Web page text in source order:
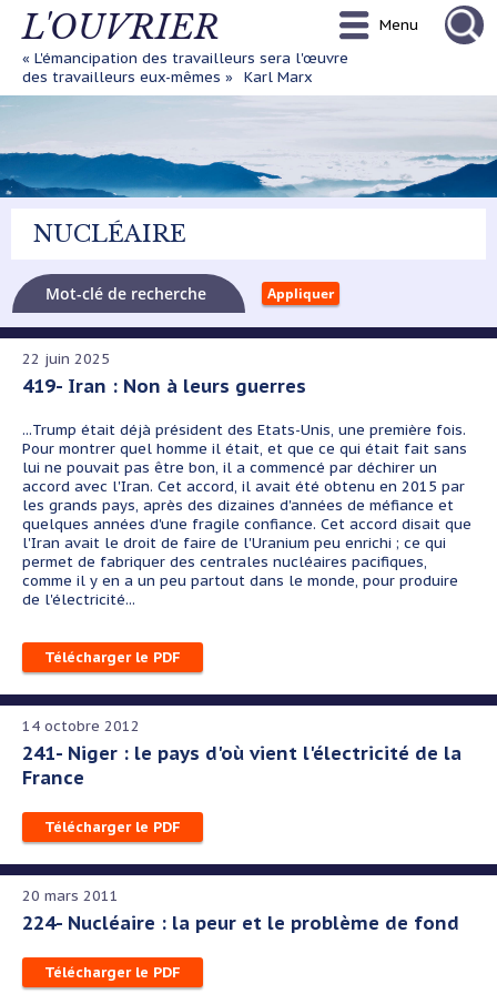
Aller
principal
L'OUVRIER
« L'émancipation des travailleurs sera l'œuvre
des travailleurs eux-mêmes »
Karl Marx
Menu
NUCLÉAIRE
22 juin 2025
419- Iran : Non à leurs guerres
...Trump était déjà président des Etats-Unis, une première fois.
Pour montrer quel homme il était, et que ce qui était fait sans
lui ne pouvait pas être bon, il a commencé par déchirer un
accord avec l'Iran. Cet accord, il avait été obtenu en 2015 par
les grands pays, après des dizaines d'années de méfiance et
quelques années d'une fragile confiance. Cet accord disait que
l'Iran avait le droit de faire de l'Uranium peu enrichi ; ce qui
permet de fabriquer des centrales nucléaires pacifiques,
comme il y en a un peu partout dans le monde, pour produire
de l'électricité...
Télécharger le PDF
14 octobre 2012
241- Niger : le pays d'où vient l'électricité de la
France
Télécharger le PDF
20 mars 2011
224- Nucléaire : la peur et le problème de fond
Télécharger le PDF